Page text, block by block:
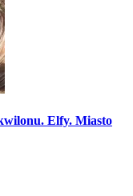
Elfy. Miasto